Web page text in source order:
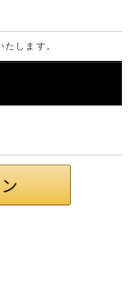
します。